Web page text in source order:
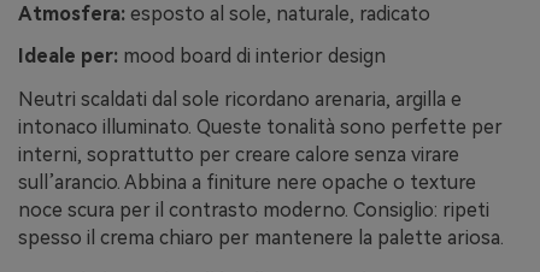
Atmosfera: esposto al sole, naturale, radicato
Ideale per: mood board di interior design
Neutri scaldati dal sole ricordano arenaria, argilla e
intonaco illuminato. Queste tonalità sono perfette per
interni, soprattutto per creare calore senza virare
sull’arancio. Abbina a finiture nere opache o texture
noce scura per il contrasto moderno. Consiglio: ripeti
spesso il crema chiaro per mantenere la palette ariosa.